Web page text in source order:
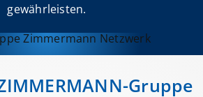
gewährleisten.
Gruppe